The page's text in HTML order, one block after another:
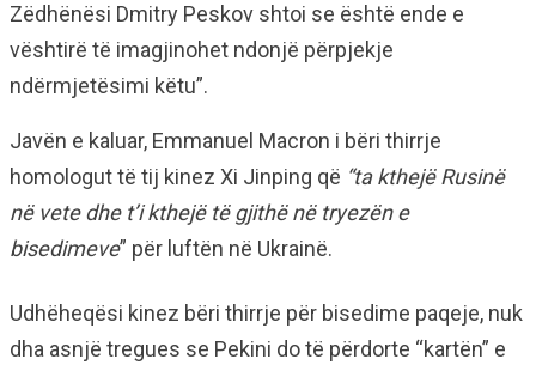
Zëdhënësi Dmitry Peskov shtoi se është ende e
vështirë të imagjinohet ndonjë përpjekje
ndërmjetësimi këtu”.
Javën e kaluar, Emmanuel Macron i bëri thirrje
homologut të tij kinez Xi Jinping që “ta kthejë Rusinë
në vete dhe t’i kthejë të gjithë në tryezën e
bisedimeve” për luftën në Ukrainë.
Udhëheqësi kinez bëri thirrje për bisedime paqeje, nuk
dha asnjë tregues se Pekini do të përdorte “kartën” e